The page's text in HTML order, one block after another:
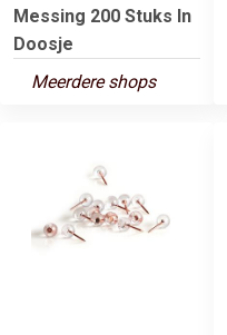
Messing 200 Stuks In
Doosje
Meerdere shops